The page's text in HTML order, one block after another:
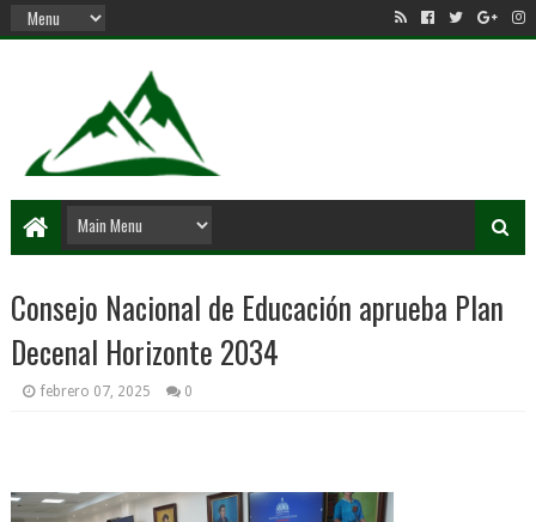
Consejo Nacional de Educación aprueba Plan
Decenal Horizonte 2034
febrero 07, 2025 0